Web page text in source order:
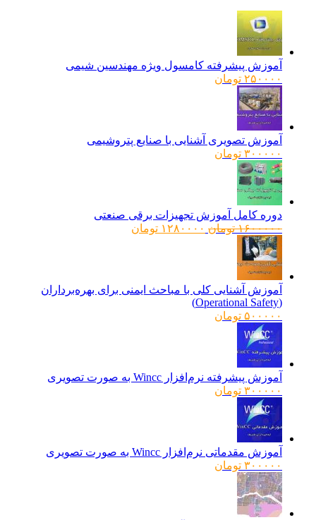
آموزش پیشرفته کامسول ویژه مهندسین شیمی
۲۵۰۰۰۰ تومان
آموزش تصویری آشنایی با صنایع پتروشیمی
۳۰۰۰۰۰ تومان
دوره کامل آموزش تجهیزات برقی صنعتی
۱۶۰۰۰۰۰ تومانقیمت
۱۲۸۰۰۰۰ تومانقیمت
آموزش آشنایی کلی با مباحث ایمنی برای بهره‌برداران
۵۰۰۰۰۰ تومان
آموزش پیشرفته نرم‌افزار Wincc به صورت تصویری
۳۰۰۰۰۰ تومان
آموزش مقدماتی نرم‌افزار Wincc به صورت تصویری
۳۰۰۰۰۰ تومان